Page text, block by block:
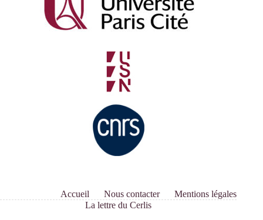
Accueil Nous contacter
Mentions légales
La lettre du Cerlis